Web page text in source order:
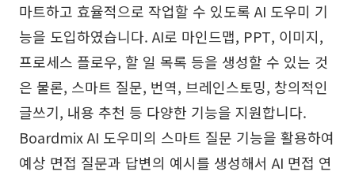
마트하고 효율적으로 작업할 수 있도록 AI 도우미 기
능을 도입하였습니다. AI로 마인드맵, PPT, 이미지,
프로세스 플로우, 할 일 목록 등을 생성할 수 있는 것
은 물론, 스마트 질문, 번역, 브레인스토밍, 창의적인
글쓰기, 내용 추천 등 다양한 기능을 지원합니다.
Boardmix AI 도우미의 스마트 질문 기능을 활용하여
예상 면접 질문과 답변의 예시를 생성해서 AI 면접 연